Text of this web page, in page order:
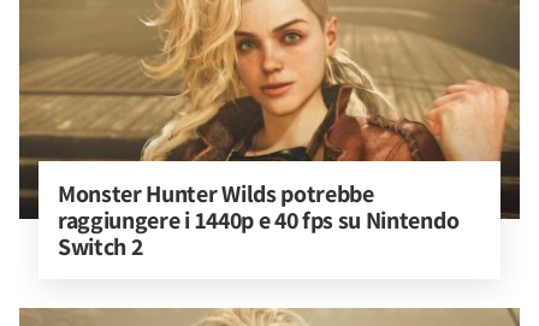
Monster Hunter Wilds potrebbe
raggiungere i 1440p e 40 fps su Nintendo
Switch 2